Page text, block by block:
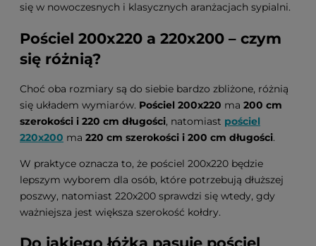
się w nowoczesnych i klasycznych aranżacjach sypialni.
Pościel 200x220 a 220x200 – czym
się różnią?
Choć oba rozmiary są do siebie bardzo zbliżone, różnią
się układem wymiarów. Pościel 200x220 ma 200 cm
szerokości i 220 cm długości, natomiast pościel
220x200 ma 220 cm szerokości i 200 cm długości.
W praktyce oznacza to, że pościel 200x220 będzie
lepszym wyborem dla osób, które potrzebują dłuższej
poszwy, natomiast 220x200 sprawdzi się wtedy, gdy
ważniejsza jest większa szerokość kołdry.